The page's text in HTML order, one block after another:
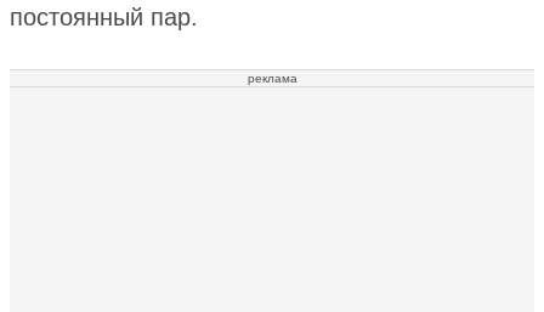
постоянный пар.
реклама